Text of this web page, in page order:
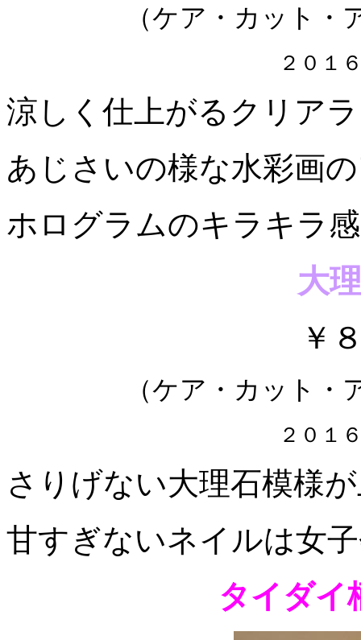
（ケア・カット・
２０１
涼しく仕上がるクリア
あじさいの様な水彩画
ホログラムのキラキラ
大
￥
（ケア・カット・
２０１
さりげない大理石模様
甘すぎないネイルは女
タイダイ